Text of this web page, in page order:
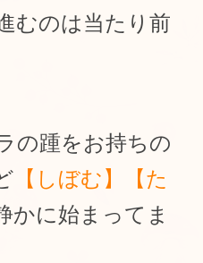
むのは当たり前
の踵をお持ちの
【しぼむ】【た
かに始まってま